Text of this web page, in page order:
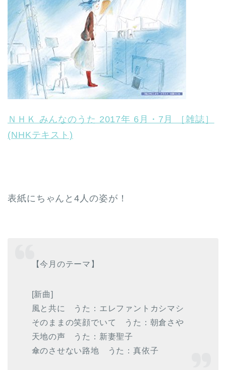
ＮＨＫ みんなのうた 2017年 6月・7月 ［雑誌］
(NHKテキスト)
表紙にちゃんと4人の姿が！
【今月のテーマ】
[新曲]
風と共に うた：エレファントカシマシ
そのままの笑顔でいて うた：朝倉さや
天地の声 うた：新妻聖子
傘のさせない路地 うた：真依子